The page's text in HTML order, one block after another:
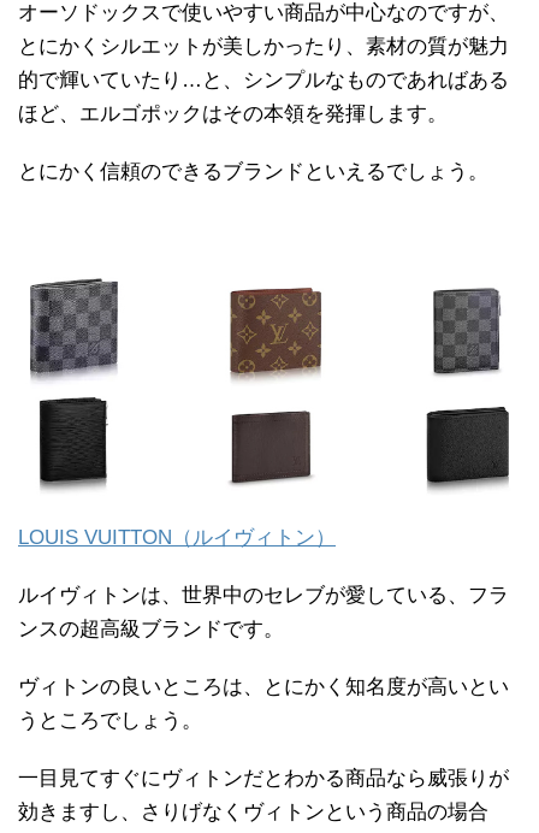
オーソドックスで使いやすい商品が中心なのですが、
とにかくシルエットが美しかったり、素材の質が魅力
的で輝いていたり…と、シンプルなものであればある
ほど、エルゴポックはその本領を発揮します。
とにかく信頼のできるブランドといえるでしょう。
LOUIS VUITTON（ルイヴィトン）
ルイヴィトンは、世界中のセレブが愛している、フラ
ンスの超高級ブランドです。
ヴィトンの良いところは、とにかく知名度が高いとい
うところでしょう。
一目見てすぐにヴィトンだとわかる商品なら威張りが
効きますし、さりげなくヴィトンという商品の場合